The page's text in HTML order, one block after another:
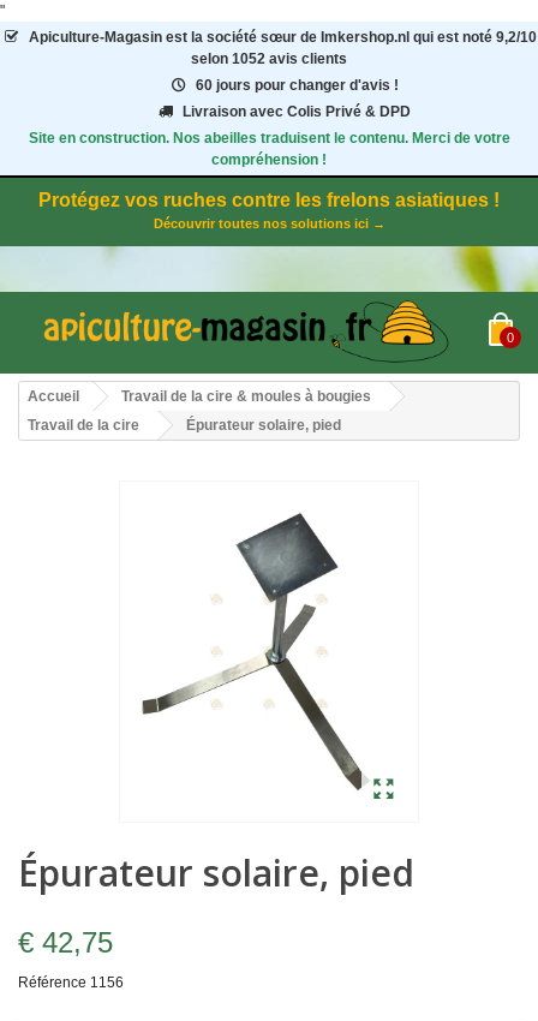
"
Apiculture-Magasinest la société sœur de Imkershop.nl qui est noté 9,2/10
selon 1052 avis clients
60 jours pour changer d'avis !
Livraison avec Colis Privé & DPD
Site en construction. Nos abeilles traduisent le contenu. Merci de votre
compréhension !
Protégez vos ruches contre les frelons asiatiques !
Découvrir toutes nos solutions ici →
0
Accueil
Travail de la cire & moules à bougies
Travail de la cire
Épurateur solaire, pied
Épurateur solaire, pied
€ 42,75
Référence 1156